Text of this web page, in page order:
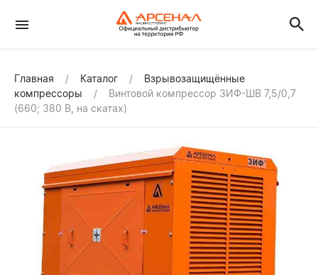
Главная Каталог
Взрывозащищённые
компрессоры
Винтовой компрессор ЗИФ-ШВ 7,5/0,7
(660; 380 В, на скатах)